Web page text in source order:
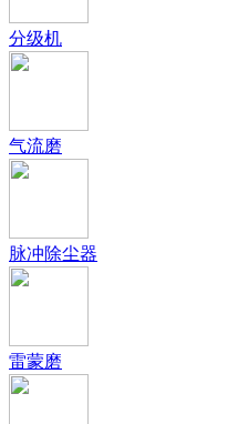
分级机
气流磨
脉冲除尘器
雷蒙磨